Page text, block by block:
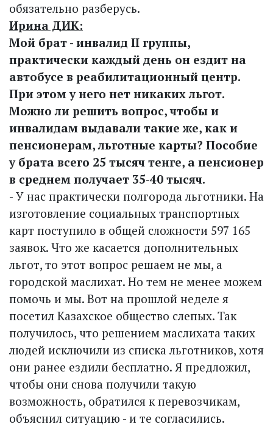
обязательно разберусь.
Ирина ДИК:
Мой брат - инвалид II группы,
практически каждый день он ездит на
автобусе в реабилитационный центр.
При этом у него нет никаких льгот.
Можно ли решить вопрос, чтобы и
инвалидам выдавали такие же, как и
пенсионерам, льготные карты? Пособие
у брата всего 25 тысяч тенге, а пенсионер
в среднем получает 35-40 тысяч.
- У нас практически полгорода льготники. На
изготовление социальных транспортных
карт поступило в общей сложности 597 165
заявок. Что же касается дополнительных
льгот, то этот вопрос решаем не мы, а
городской маслихат. Но тем не менее можем
помочь и мы. Вот на прошлой неделе я
посетил Казахское общество слепых. Так
получилось, что решением маслихата таких
людей исключили из списка льготников, хотя
они ранее ездили бесплатно. Я предложил,
чтобы они снова получили такую
возможность, обратился к перевозчикам,
объяснил ситуацию - и те согласились.